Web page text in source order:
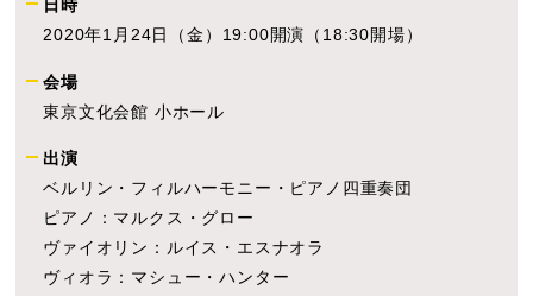
日時
2020年1月24日（金）19:00開演（18:30開場）
会場
東京文化会館 小ホール
出演
ベルリン・フィルハーモニー・ピアノ四重奏団
ピアノ：マルクス・グロー
ヴァイオリン：ルイス・エスナオラ
ヴィオラ：マシュー・ハンター